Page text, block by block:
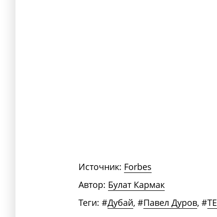
Источник: Forbes
Автор: Булат Кармак
Теги: #Дубай, #Павел Дуров, #